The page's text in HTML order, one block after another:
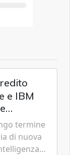
e IBM
termine
di nuova